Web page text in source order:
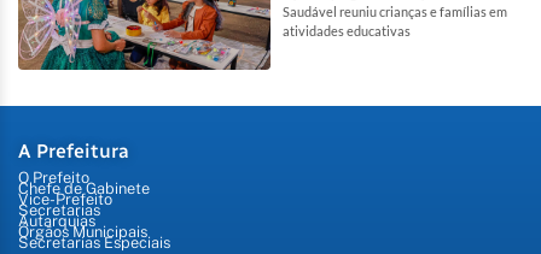
Saudável reuniu crianças e famílias em
atividades educativas
A Prefeitura
O Prefeito
Chefe de Gabinete
Vice-Prefeito
Secretarias
Autarquias
Órgãos Municipais
Secretarias Especiais